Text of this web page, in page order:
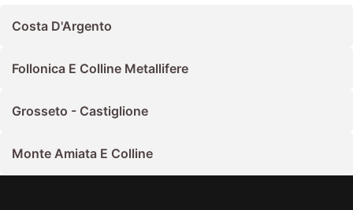
Costa D'Argento
Follonica E Colline Metallifere
Grosseto - Castiglione
Monte Amiata E Colline